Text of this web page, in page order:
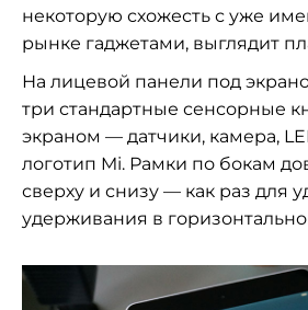
некоторую схожесть с уже
рынке гаджетами, выглядит
На лицевой панели под
три стандартные сенсорные
экраном — датчики, камера,
логотип Mi. Рамки по бокам
сверху и снизу — как раз для
удерживания в